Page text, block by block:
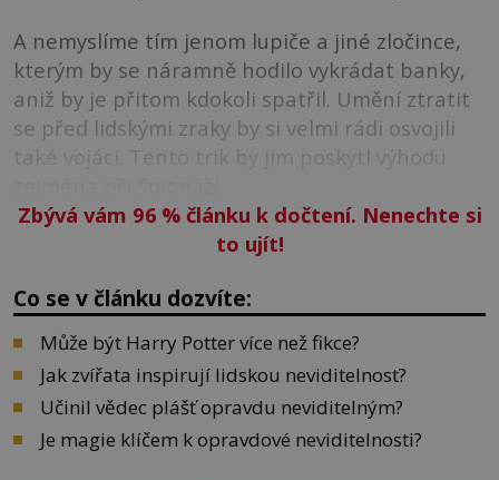
A nemyslíme tím jenom lupiče a jiné zločince,
kterým by se náramně hodilo vykrádat banky,
aniž by je přitom kdokoli spatřil. Umění ztratit
se před lidskými zraky by si velmi rádi osvojili
také vojáci. Tento trik by jim poskytl výhodu
Zbývá vám 96 %článku k dočtení. Nenechte si
to ujít!
Co se v článku dozvíte:
Může být Harry Potter více než fikce?
Jak zvířata inspirují lidskou neviditelnost?
Učinil vědec plášť opravdu neviditelným?
Je magie klíčem k opravdové neviditelnosti?